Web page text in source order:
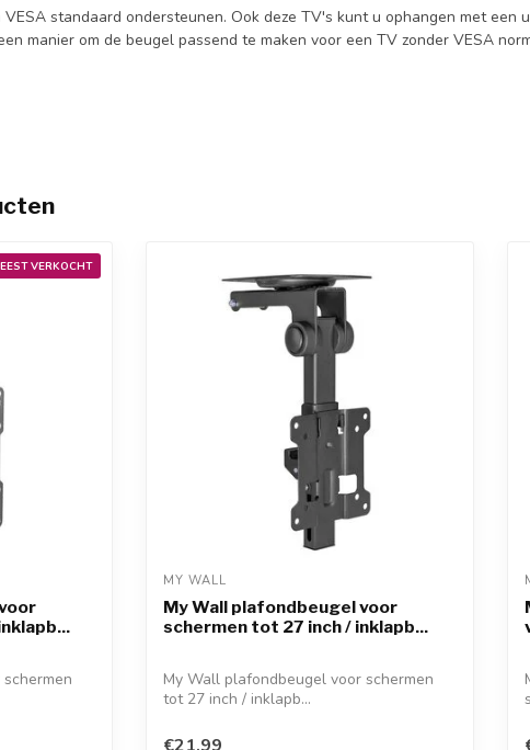
standaard ondersteunen. Ook deze TV's kunt u ophangen met
manier om de beugel passend te maken voor een TV zonder VESA
VERKOCHT
MY WALL
My Wall plafondbeugel voor
schermen tot 27 inch / inklapb...
My Wall plafondbeugel voor schermen
tot 27 inch / inklapb...